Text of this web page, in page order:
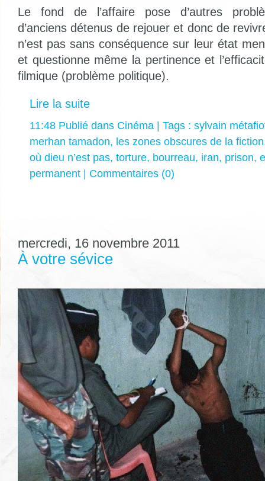
Le fond de l’affaire pose d’autres
d’anciens détenus de rejouer et donc de
n’est pas sans conséquence sur leur état
et questionne même la pertinence et
filmique (problème politique).
Lire la suite
11:48 Publié dans Cinéma | Tags : sylvain
merhan tamadon, les zones obscures de la fiction
où dieu n’est pas, torture, bourreau, iran, prison,
permanent | Commentaires (0)
mercredi, 16 novembre 2011
À votre sévice